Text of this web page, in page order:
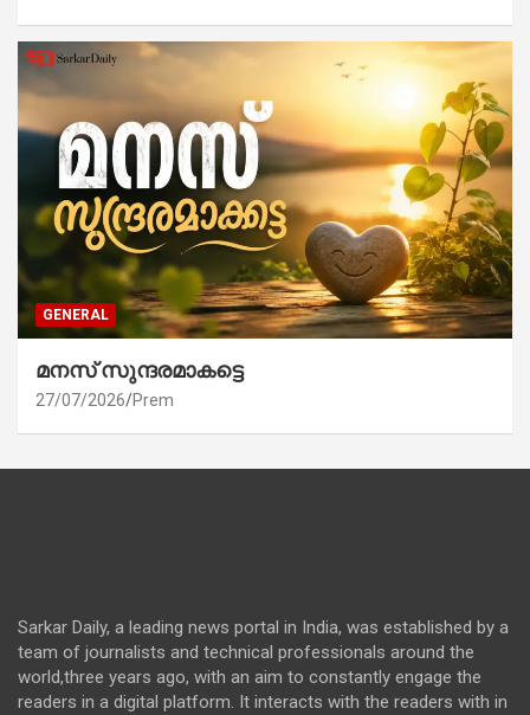
GENERAL
മനസ് സുന്ദരമാകട്ടെ
27/07/2026 Prem
Sarkar Daily, a leading news portal in India, was established by a
team of journalists and technical professionals around the
world,three years ago, with an aim to constantly engage the
readers in a digital platform. It interacts with the readers with in